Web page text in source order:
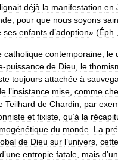
déjà la manifestation en
pour que nous soyons
ses enfants d’adoption» (Éph
catholique contemporaine le
-puissance de Dieu le
toujours attachée à
l’insistance mise comme
Teilhard de Chardin par
et fixiste qu’à la
du monde La
de Dieu sur l’univers cette
d’une entropie fatale mais d’